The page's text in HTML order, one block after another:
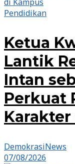
Pendidikan
Ketua
Lantik
Intan
Perkuat
DemokrasiNews
07/08/2026